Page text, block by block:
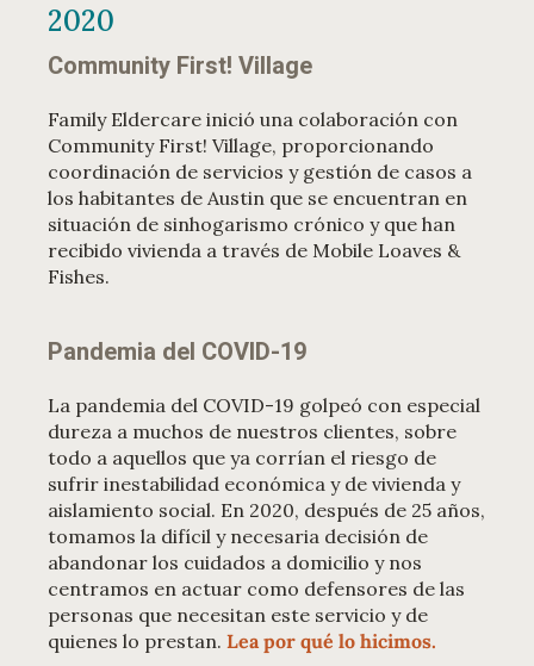
2020
Community First! Village
Family Eldercare inició una colaboración con
Community First! Village, proporcionando
coordinación de servicios y gestión de casos a
los habitantes de Austin que se encuentran en
situación de sinhogarismo crónico y que han
recibido vivienda a través de Mobile Loaves &
Fishes.
Pandemia del COVID-19
La pandemia del COVID-19 golpeó con especial
dureza a muchos de nuestros clientes, sobre
todo a aquellos que ya corrían el riesgo de
sufrir inestabilidad económica y de vivienda y
aislamiento social. En 2020, después de 25 años,
tomamos la difícil y necesaria decisión de
abandonar los cuidados a domicilio y nos
centramos en actuar como defensores de las
personas que necesitan este servicio y de
quienes lo prestan. Lea por qué lo hicimos.